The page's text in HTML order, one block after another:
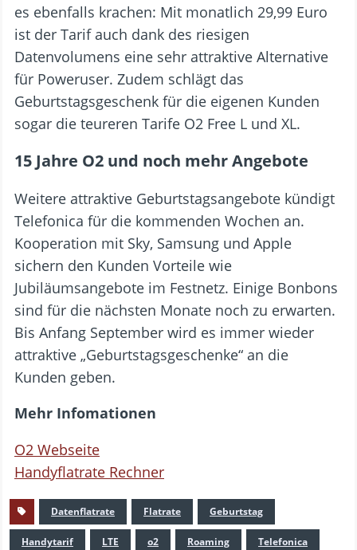
es ebenfalls krachen: Mit monatlich 29,99 Euro
ist der Tarif auch dank des riesigen
Datenvolumens eine sehr attraktive Alternative
für Poweruser. Zudem schlägt das
Geburtstagsgeschenk für die eigenen Kunden
sogar die teureren Tarife O2 Free L und XL.
15 Jahre O2 und noch mehr Angebote
Weitere attraktive Geburtstagsangebote kündigt
Telefonica für die kommenden Wochen an.
Kooperation mit Sky, Samsung und Apple
sichern den Kunden Vorteile wie
Jubiläumsangebote im Festnetz. Einige Bonbons
sind für die nächsten Monate noch zu erwarten.
Bis Anfang September wird es immer wieder
attraktive „Geburtstagsgeschenke“ an die
Kunden geben.
Mehr Infomationen
O2 Webseite
Handyflatrate Rechner
Datenflatrate Flatrate Geburtstag
Handytarif LTE o2 Roaming Telefonica